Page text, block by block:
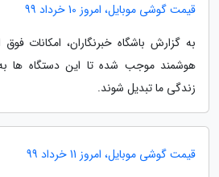
قیمت گوشی موبایل، امروز 10 خرداد 99
به گزارش باشگاه خبرنگاران، امکانات
هوشمند موجب شده تا این دستگاه ها
زندگی ما تبدیل شوند.
قیمت گوشی موبایل، امروز 11 خرداد 99